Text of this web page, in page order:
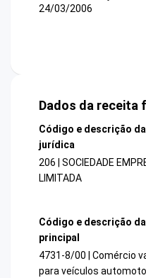
24/03/2006
Dados da receita
Código e descrição
jurídica
206 | SOCIEDADE
LIMITADA
Código e descrição
principal
4731-8/00 | Comércio
para veículos